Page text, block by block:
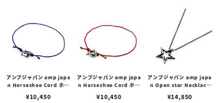
アンプジャパン amp japa
n Horseshoe Cord ホー
ット アンクレット ブルー
¥10,450
アンプジャパン amp japa
n Horseshoe Cord ホー
ット アンクレット レッド
¥10,450
アンプジャパン amp japa
n Open star Necklace
ス
¥14,850